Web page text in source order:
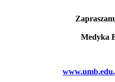
Medyka